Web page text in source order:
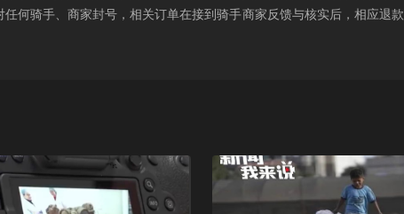
何骑手、商家封号，相关订单在接到骑手商家反馈与核实后，相应退款